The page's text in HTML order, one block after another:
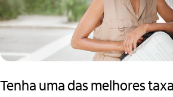
Tenha uma das melhores